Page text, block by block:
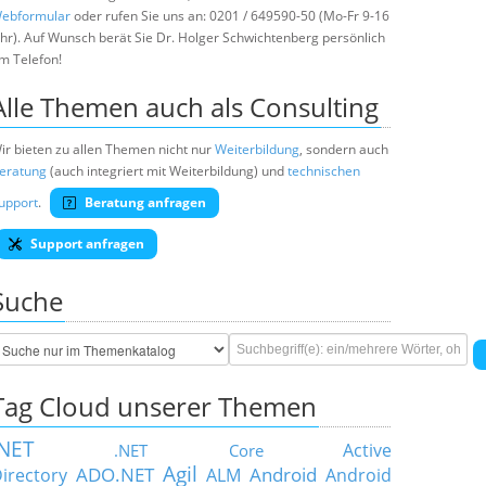
oder rufen Sie uns an: 0201 / 649590-50 (Mo-Fr 9-16
Auf Wunsch berät Sie Dr. Holger Schwichtenberg persönlich
Telefon!
Themen auch als Consulting
bieten zu allen Themen nicht nurWeiterbildung, sondern auch
(auch integriert mit Weiterbildung) undtechnischen
. Beratung anfragen
Support anfragen
Cloud unserer Themen
.NET Core
Active
ADO.NET Agil ALM Android Android